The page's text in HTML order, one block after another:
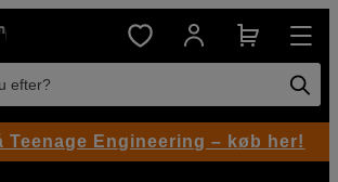
efter?
Teenage Engineering – køb her!